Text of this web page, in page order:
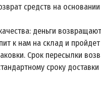
средств на основании
деньги
к нам на склад и пройдет
Срок пересылки
сроку доставки